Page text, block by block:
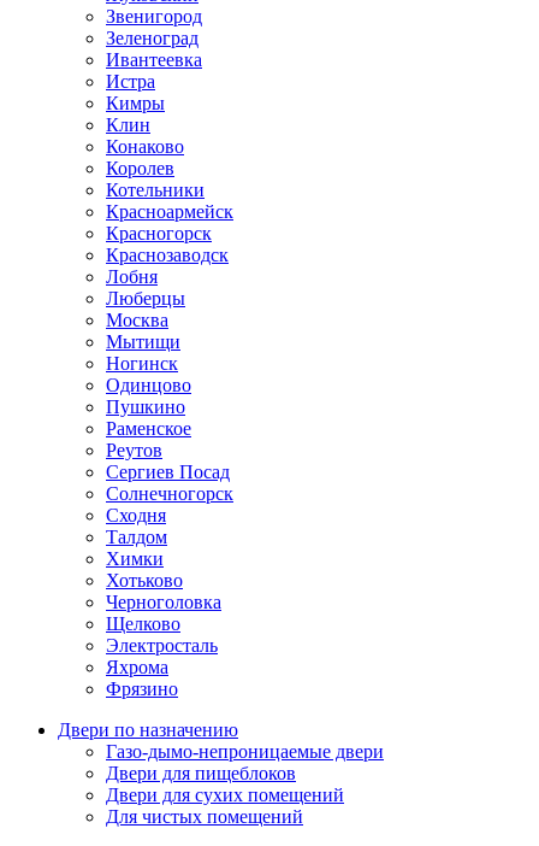
Звенигород
Зеленоград
Ивантеевка
Истра
Кимры
Клин
Конаково
Королев
Котельники
Красноармейск
Красногорск
Краснозаводск
Лобня
Люберцы
Москва
Мытищи
Ногинск
Одинцово
Пушкино
Раменское
Реутов
Сергиев Посад
Солнечногорск
Сходня
Талдом
Химки
Хотьково
Черноголовка
Щелково
Электросталь
Яхрома
Фрязино
Двери по назначению
Газо-дымо-непроницаемые двери
Двери для пищеблоков
Двери для сухих помещений
Для чистых помещений